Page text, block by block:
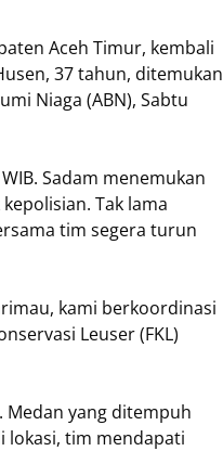
Aceh Timur, kembali
37 tahun, ditemukan
Niaga (ABN), Sabtu
Sadam menemukan
Tak lama
tim segera turun
kami berkoordinasi
Leuser (FKL)
yang ditempuh
lokasi, tim mendapati